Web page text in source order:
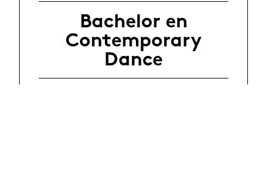
Bachelor en
Contemporary
Dance